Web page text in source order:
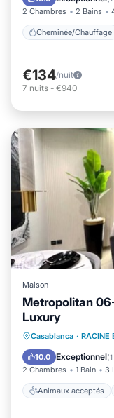
2 Chambres 2 Bains
Cheminée/Chauffage
€134/nuit
7 nuits - €940
Maison
Metropolitan
Luxury
Casablanca · RACINE
10.0 Exceptionnel(
2 Chambres 1 Bain 3
Animaux acceptés
Animaux
Internet